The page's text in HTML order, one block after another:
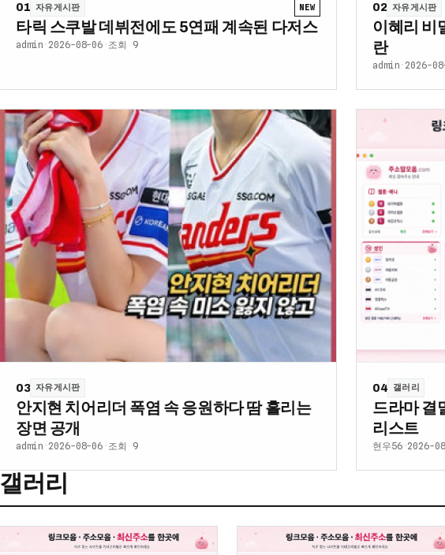
01 자유게시판 NEW
타릭 스쿠발 데뷔전에도 5연패 계속된 다저스
admin · 2026-08-06 · 조회 9
02 자유게시판
이혜리 비
란
admin · 2026-
03 자유게시판
안지현 치어리더 폭염 속 응원하다 땀 흘리는
장면 공개
admin · 2026-08-06 · 조회 9
04 갤러리
드라마 결
리스트
현우56·2026-
갤러리